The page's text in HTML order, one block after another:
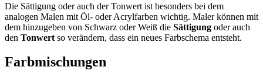
Die Sättigung oder auch der Tonwert ist besonders bei dem
analogen Malen mit Öl- oder Acrylfarben wichtig. Maler können mit
dem hinzugeben von Schwarz oder Weiß die Sättigung oder auch
den Tonwert so verändern, dass ein neues Farbschema entsteht.
Farbmischungen